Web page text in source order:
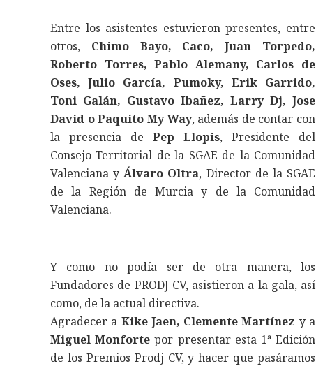
Entre los asistentes estuvieron presentes, entre
otros, Chimo Bayo, Caco, Juan Torpedo,
Roberto Torres, Pablo Alemany, Carlos de
Oses, Julio García, Pumoky, Erik Garrido,
Toni Galán, Gustavo Ibañez, Larry Dj, Jose
David o Paquito My Way, además de contar con
la presencia de Pep Llopis, Presidente del
Consejo Territorial de la SGAE de la Comunidad
Valenciana yÁlvaro Oltra, Director de la SGAE
de la Región de Murcia y de la Comunidad
Valenciana.
Y como no podía ser de otra manera, los
Fundadores de PRODJ CV, asistieron a la gala, así
como, de la actual directiva.
Agradecer a Kike Jaen, Clemente Martínez y a
Miguel Monforte por presentar esta 1ª Edición
de los Premios Prodj CV, y hacer que pasáramos